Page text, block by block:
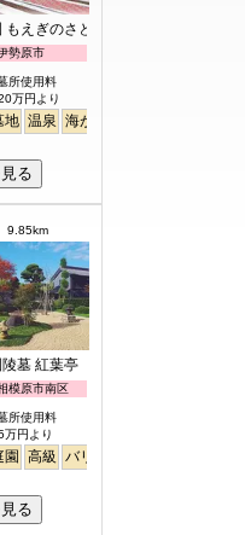
もえぎのさと
勢原市
所使用料
万円より
地 温泉 海がみえる
る
9.85km
陵墓 紅葉亭
模原市南区
所使用料
円より
園 高級 バリアフリー
る